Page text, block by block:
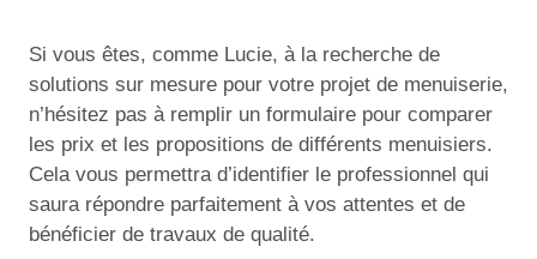
Si vous êtes, comme Lucie, à la recherche de
solutions sur mesure pour votre projet de menuiserie,
n’hésitez pas à remplir un formulaire pour comparer
les prix et les propositions de différents menuisiers.
Cela vous permettra d’identifier le professionnel qui
saura répondre parfaitement à vos attentes et de
bénéficier de travaux de qualité.